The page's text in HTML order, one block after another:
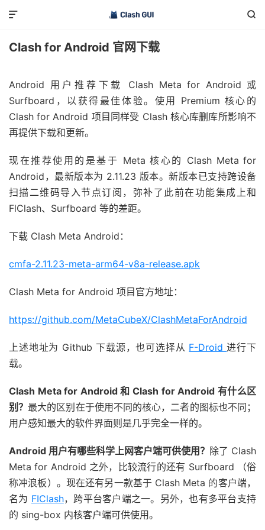


Clash for Android 官网下载
Android 用户 推荐下载 Clash Meta for Android 或
Surfboard，以获得最佳体验。使用 Premium 核心的
Clash for Android 项目同样受 Clash 核心库删库所影响不
再提供下载和更新。
现在推荐使用的是基于 Meta 核心的 Clash Meta for
Android，最新版本为 2.11.23 版本。新版本已支持跨设备
扫描二维码导入节点订阅，弥补了此前在功能集成上和
FlClash、Surfboard 等的差距。
下载 Clash Meta Android：
cmfa-2.11.23-meta-arm64-v8a-release.apk
Clash Meta for Android 项目官方地址：
https://github.com/MetaCubeX/ClashMetaForAndroid
上述地址为 Github 下载源，也可选择从 F-Droid进行下
载。
Clash Meta for Android 和 Clash for Android 有什么区
别？最大的区别在于使用不同的核心，二者的图标也不同；
用户感知最大的软件界面则是几乎完全一样的。
Android 用户有哪些科学上网客户端可供使用？ 除了 Clash
Meta for Android 之外，比较流行的还有 Surfboard （俗
称冲浪板）。现在还有另一款基于 Clash Meta 的客户端，
名为 FIClash，跨平台客户端之一。另外，也有多平台支持
的 sing-box 内核客户端可供使用。